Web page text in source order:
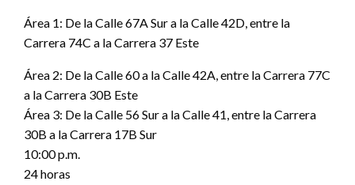
Área 1: De la Calle 67A Sur a la Calle 42D, entre la
Carrera 74C a la Carrera 37 Este
Área 2: De la Calle 60 a la Calle 42A, entre la Carrera 77C
a la Carrera 30B Este
Área 3: De la Calle 56 Sur a la Calle 41, entre la Carrera
30B a la Carrera 17B Sur
10:00 p.m.
24 horas